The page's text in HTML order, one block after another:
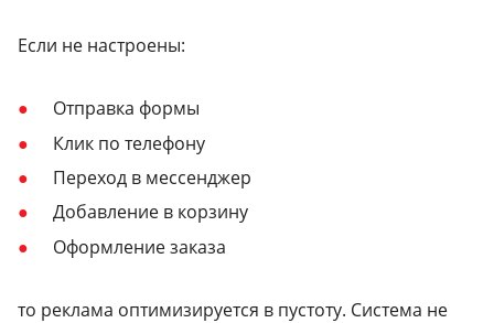
Если не настроены:
Отправка формы
Клик по телефону
Переход в мессенджер
Добавление в корзину
Оформление заказа
то реклама оптимизируется в пустоту. Система не